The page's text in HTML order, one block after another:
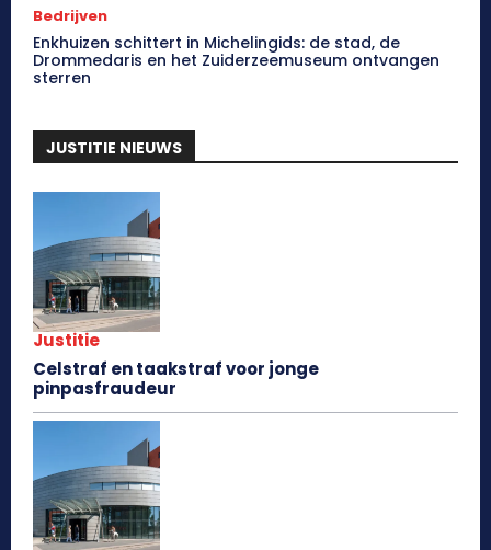
Bedrijven
Enkhuizen schittert in Michelingids: de stad, de
Drommedaris en het Zuiderzeemuseum ontvangen
sterren
JUSTITIE NIEUWS
Justitie
Celstraf en taakstraf voor jonge
pinpasfraudeur